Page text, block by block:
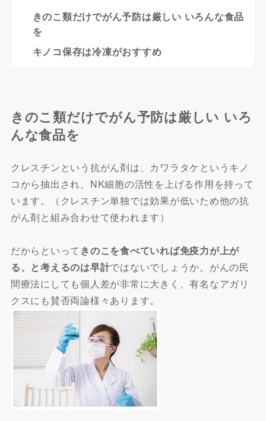
きのこ類だけでがん予防は厳しい いろんな食品
を
キノコ保存は冷凍がおすすめ
きのこ類だけでがん予防は厳しい いろ
んな食品を
クレスチンという抗がん剤は、カワラタケというキノ
コから抽出され、NK細胞の活性を上げる作用を持って
います。（クレスチン単独では効果が低いため他の抗
がん剤と組み合わせて使われます）
だからといって きのこを食べていれば免疫力が上が
る、と考えるのは早計ではないでしょうか。がんの民
間療法にしても個人差が非常に大きく、有名なアガリ
クスにも賛否両論様々あります。